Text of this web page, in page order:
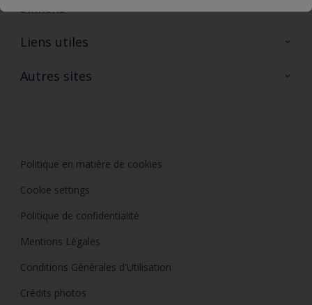
Sikkens
A propos de Sikkens
Liens utiles
Ouvrir un magasin PASS
Autres sites
Politique en matière de cookies
Cookie settings
Politique de confidentialité
Mentions Légales
Conditions Générales d'Utilisation
Crédits photos